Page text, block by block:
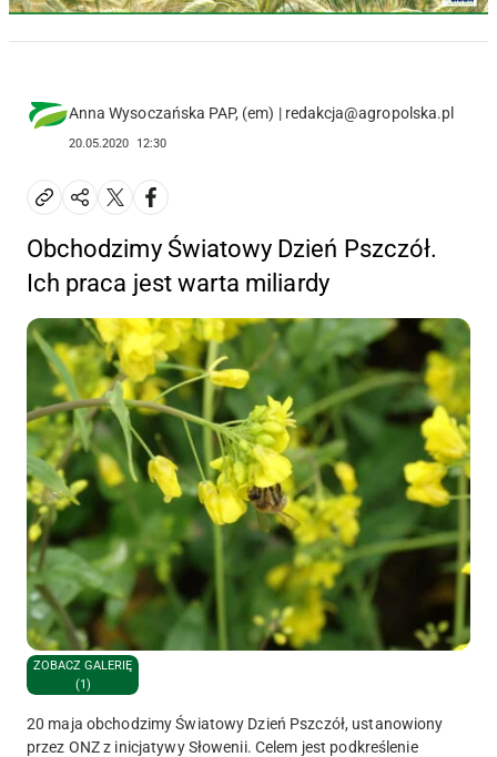
Anna Wysoczańska PAP, (em) | redakcja@agropolska.pl
20.05.2020 12:30
Obchodzimy Światowy Dzień Pszczół.
Ich praca jest warta miliardy
ZOBACZ GALERIĘ
(1)
20 maja obchodzimy Światowy Dzień Pszczół, ustanowiony
przez ONZ z inicjatywy Słowenii. Celem jest podkreślenie